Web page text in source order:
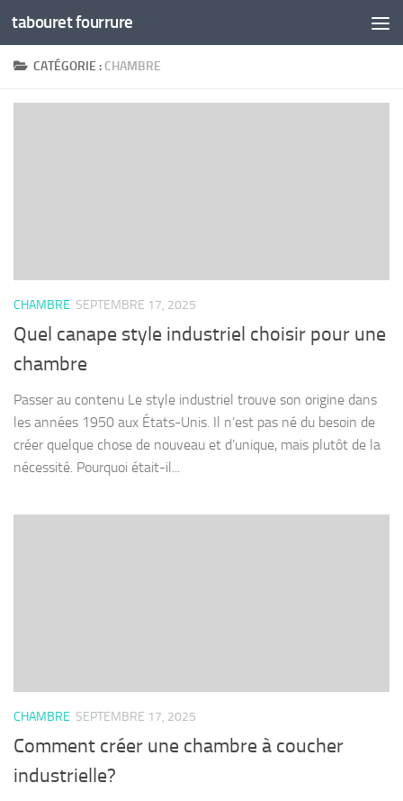
Skip to content
tabouret fourrure
CATÉGORIE : CHAMBRE
CHAMBRE SEPTEMBRE 17, 2025
Quel canape style industriel choisir pour une
chambre
Passer au contenu Le style industriel trouve son origine dans
les années 1950 aux États-Unis. Il n’est pas né du besoin de
créer quelque chose de nouveau et d’unique, mais plutôt de la
nécessité. Pourquoi était-il...
CHAMBRE SEPTEMBRE 17, 2025
Comment créer une chambre à coucher
industrielle?